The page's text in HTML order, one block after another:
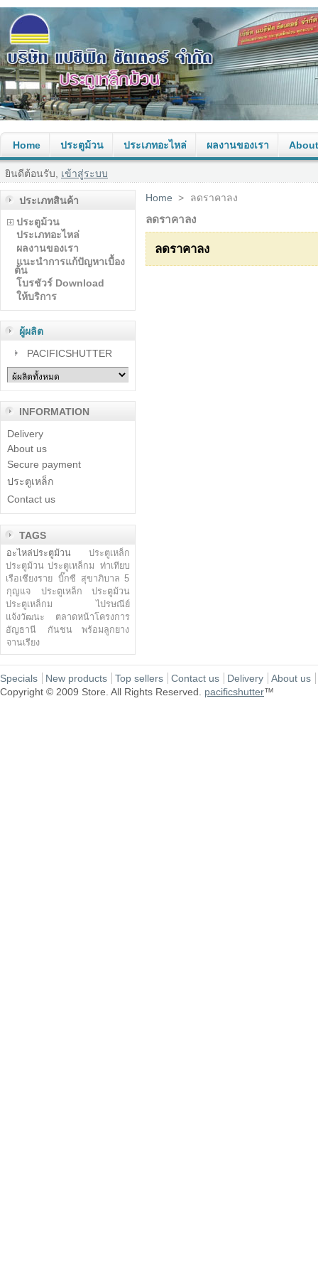
Home ประตูม้วน ประเภทอะไหล่ ผลงานของเรา
ยินดีต้อนรับ, เข้าสู่ระบบ
ประเภทสินค้า
ประตูม้วน
ประเภทอะไหล่
ผลงานของเรา
แนะนำการแก้ปัญหาเบื้อง
ต้น
โบรชัวร์ Download
ให้บริการ
ผู้ผลิต
PACIFICSHUTTER
INFORMATION
Delivery
About us
Secure payment
ประตูเหล็ก
Contact us
TAGS
อะไหล่ประตูม้วน
ประตูเหล็ก
ประตูม้วน ประตูเหล็กม
ท่าเทียบ
เรือเชียงราย
บิ๊กซี สุขาภิบาล 5
กุญแจ
ประตูเหล็ก ประตูม้วน
ประตูเหล็กม
ไปรษณีย์
แจ้งวัฒนะ
ตลาดหน้าโครงการ
อัญธานี
กันชน พร้อมลูกยาง
จานเรียง
Home > ลดราคาลง
ลดราคาลง
ลดราคาลง
Specials New products Top sellers Contact us Delivery
About us
Copyright © 2009 Store. All Rights Reserved. pacificshutter™